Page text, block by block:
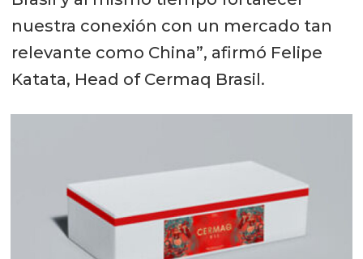
nuestra conexión con un mercado tan
relevante como China”, afirmó Felipe
Katata, Head of Cermaq Brasil.